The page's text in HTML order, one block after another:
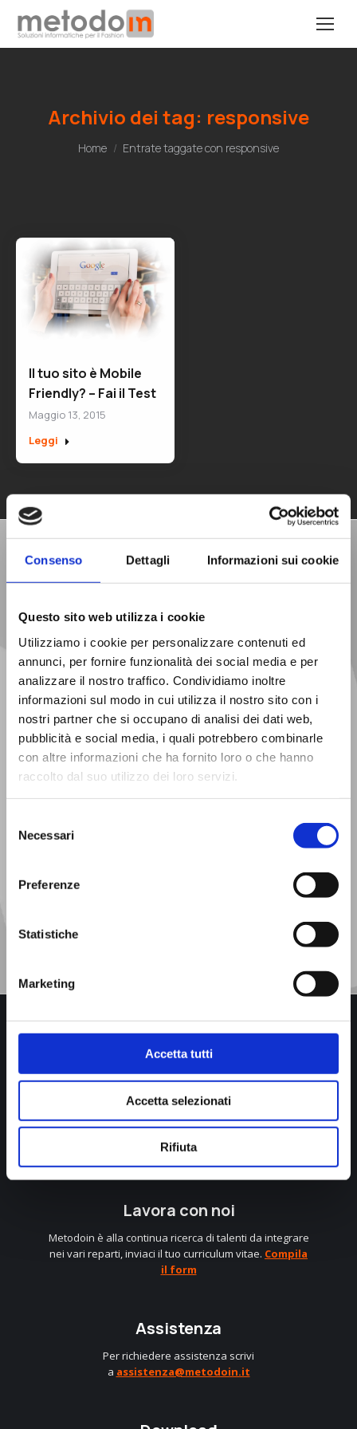
Consenso Dettagli Informazioni sui cookie
Questo sito web utilizza i cookie
Utilizziamo i cookie per personalizzare contenuti ed
annunci, per fornire funzionalità dei social media e per
analizzare il nostro traffico. Condividiamo inoltre
informazioni sul modo in cui utilizza il nostro sito con i
nostri partner che si occupano di analisi dei dati web,
pubblicità e social media, i quali potrebbero combinarle
con altre informazioni che ha fornito loro o che hanno
raccolto dal suo utilizzo dei loro servizi.
delNecessari
Preferenze
Statistiche
Marketing
Accetta tutti
Accetta selezionati
Rifiuta
Archivio dei tag: responsive
Tu sei qui:
Home Entrate taggate con responsive
Il tuo sito è Mobile
Friendly? – Fai il Test
Maggio 13, 2015
Leggi
Richiedi una
dati personali (
info@metodoin.it
+39 0583 403248
LinkedinInstagram
Facebook
Lavora con noi
Metodoin è alla continua ricerca di talenti da integrare
nei vari reparti, inviaci il tuo curriculum vitae. Compila
il form
Assistenza
Per richiedere assistenza scrivi
a assistenza@metodoin.it